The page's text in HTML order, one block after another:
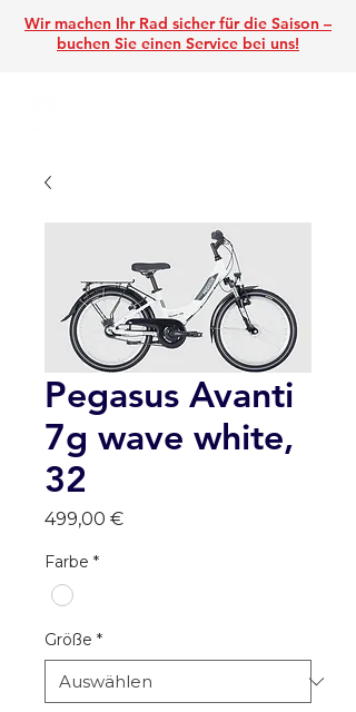
Wir machen Ihr Rad sicher für die Saison –
buchen Sie einen Service bei uns!
Pegasus Avanti
7g wave white,
32
499,00 €Preis
Farbe *
Größe *